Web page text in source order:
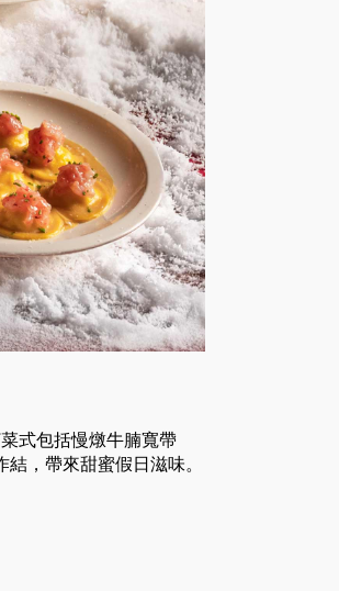
式包括慢燉牛腩寬帶
，帶來甜蜜假日滋味。